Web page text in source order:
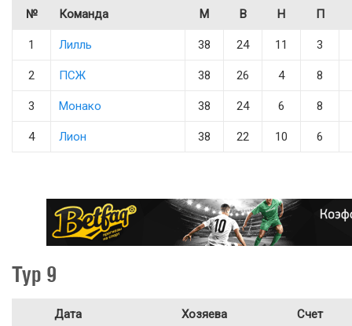
№ Команда М В Н П
1 Лилль 38 24 11 3
2 ПСЖ 38 26 4 8
3 Монако 38 24 6 8
4 Лион 38 22 10 6
Тур 9
Дата Хозяева Счет